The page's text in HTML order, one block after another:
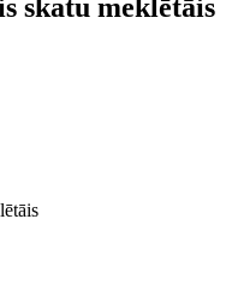
skatu meklētāis